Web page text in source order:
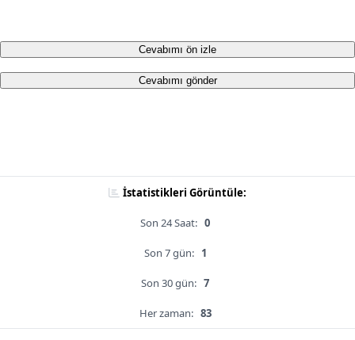
Cevabımı ön izle
Cevabımı gönder
İstatistikleri Görüntüle:
Son 24 Saat: 0
Son 7 gün: 1
Son 30 gün: 7
Her zaman: 83